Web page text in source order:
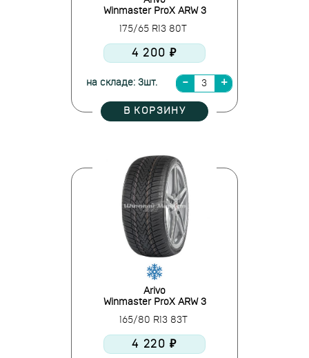
Winmaster ProX ARW 3
175/65 R13 80T
4 200 ₽
на складе: 3шт.
В КОРЗИНУ
Arivo
Winmaster ProX ARW 3
165/80 R13 83T
4 220 ₽